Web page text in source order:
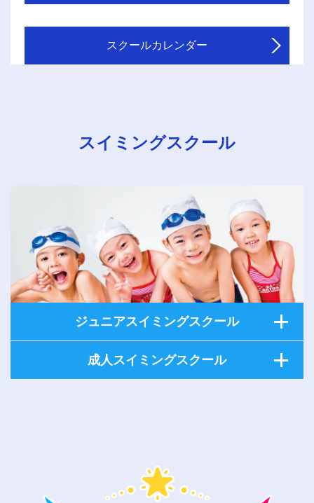
スクールカレンダー
スイミングスクール
ジュニアスイミングスクール
成人スイミングスクール